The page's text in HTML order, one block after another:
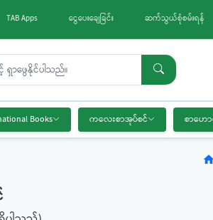
TAB Apps ငွေပေးချေခြင်း ဆက်သွယ်စုံစမ်းရန်
Books ကလေးစာအုပ်စင် စာဟော